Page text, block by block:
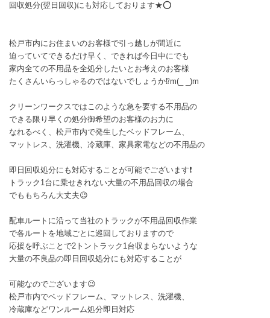
回収処分(翌日回収)にも対応しております★⭕
松戸市内にお住まいのお客様で引っ越しが間近に
迫っていてできるだけ早く、できれば今日中にでも
家内全ての不用品を全処分したいとお考えのお客様
たくさんいらっしゃるのではないでしょうか⁉️m(_ _)m
クリーンワークスではこのような急を要する不用品の
できる限り早くの処分御希望のお客様のお力に
なれるべく、松戸市内で発生したベッドフレーム、
マットレス、洗濯機、冷蔵庫、家具家電などの不用品の
即日回収処分にも対応することが可能でございます❗
トラック1台に乗せきれない大量の不用品回収の場合
でももちろん大丈夫😉
配車ルートに沿って当社のトラックが不用品回収作業
で各ルートを地域ごとに巡回しておりますので
応援を呼ぶことで2トントラック1台収まらないような
大量の不良品の即日回収処分にも対応することが
可能なのでございます😉
松戸市内でベッドフレーム、マットレス、洗濯機、
冷蔵庫などワンルーム処分即日対応